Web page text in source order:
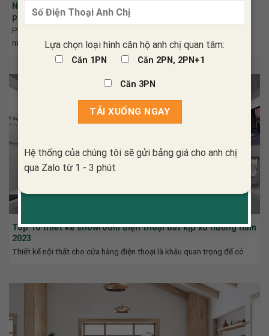
Lựa chọn loại hình căn hộ anh chị quan tâm:
Căn 1PN Căn 2PN, 2PN+1
Căn 3PN
Hệ thống của chúng tôi sẽ gửi bảng giá cho anh chị
qua Zalo từ 1 - 3 phút
Nằm lòng những lưu ý quan trọng khi thiết kế nội thất
phòng ngủ nhà phố
Phòng ngủ là không gian nghỉ ngơi, thư giãn sau một ngày làm việc
mệt
Top 10 thiết kế showroom điện thoại bắt kịp xu hướng năm
2023
Thiết kế nội thất cho cửa hàng điện thoại là khâu quan trọng để có